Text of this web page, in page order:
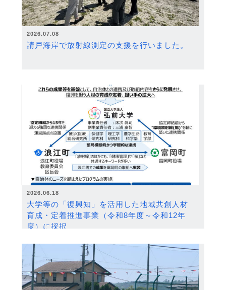
2026.07.08
請戸海岸で放射線測定の支援を行いました。
2026.06.18
大学等の「復興知」を活用した地域共創人材
育成・定着推進事業（令和8年度～令和12年
度）に採択